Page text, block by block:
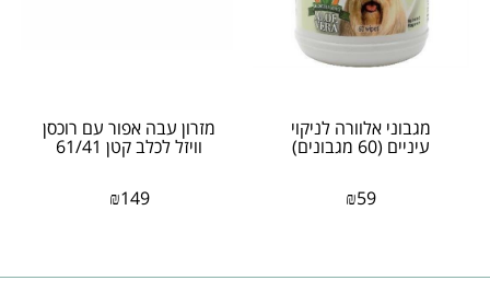
מגבוני אלוורה לניקוי
עיניים (60 מגבונים)
₪59
מזרון עבה אפור עם רוכסן
וויזל לכלב קטן 61/41
₪149